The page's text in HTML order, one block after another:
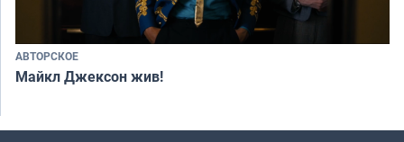
АВТОРСКОЕ
Майкл Джексон жив!